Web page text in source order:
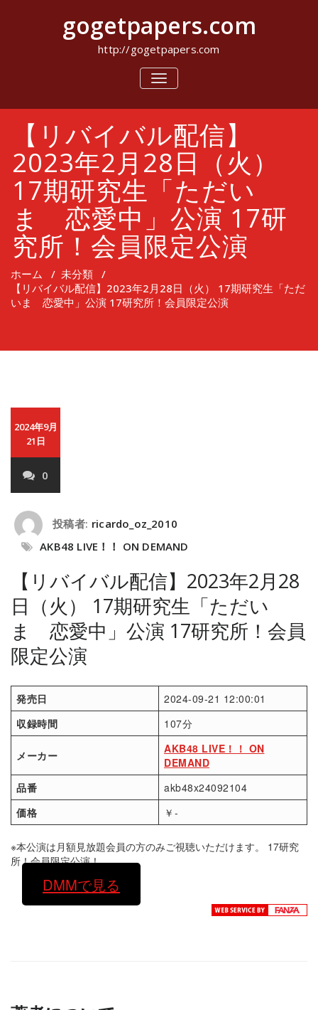
キ
gogetpapers.com
http://gogetpapers.com
ナ
ビ
シ
ョ
ン
を
切
【リバイバル配信】
2023年2月28日（火）
17期研究生「ただい
ま 恋愛中」公演 17研
究所！会員限定公演
ホーム / 未分類 /
【リバイバル配信】2023年2月28日（火） 17期研究生「ただ
いま 恋愛中」公演 17研究所！会員限定公演
2024年9月
21日
0
投稿者: ricardo_oz_2010
AKB48 LIVE！！ ON DEMAND
【リバイバル配信】2023年2月28
日（火） 17期研究生「ただい
ま 恋愛中」公演 17研究所！会員
限定公演
発売日
2024-09-21 12:00:01
収録時間
107分
メーカー
AKB48 LIVE！！ ON
DEMAND
品番
akb48x24092104
価格
￥-
※本公演は月額見放題会員の方のみご視聴いただけます。 17研究
所！会員限定公演！
DMMで見る